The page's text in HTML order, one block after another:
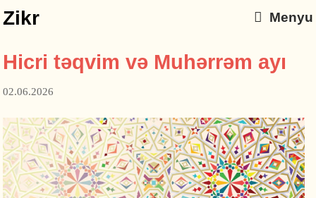
Zikr Menyu
Hicri təqvim və Muhərrəm ayı
02.06.2026